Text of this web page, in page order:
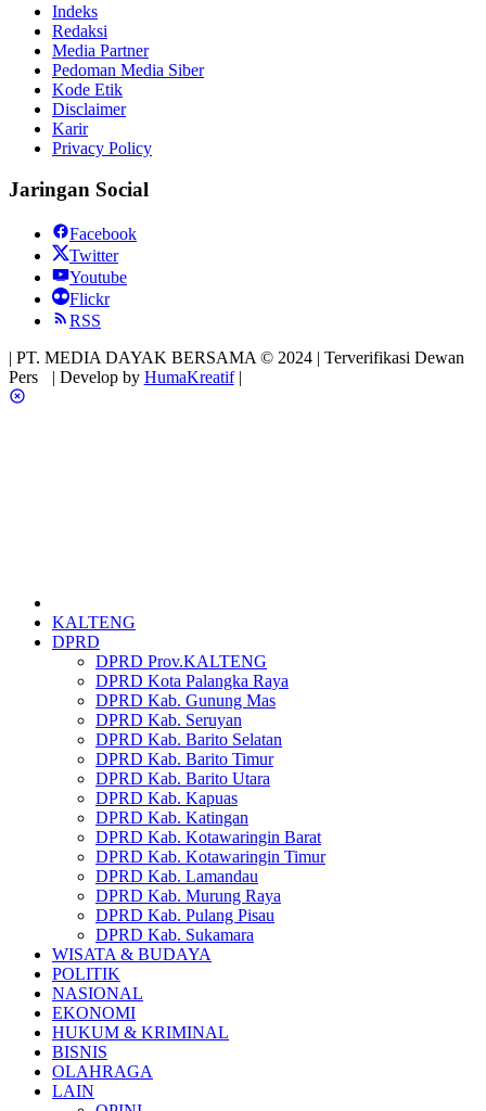
Indeks
Redaksi
Media Partner
Pedoman Media Siber
Kode Etik
Disclaimer
Karir
Privacy Policy
Jaringan Social
Facebook
Twitter
Youtube
Flickr
RSS
| PT. MEDIA DAYAK BERSAMA © 2024 | Terverifikasi Dewan
Pers
| Develop by HumaKreatif|
KALTENG
DPRD
DPRD Prov.KALTENG
DPRD Kota Palangka Raya
DPRD Kab. Gunung Mas
DPRD Kab. Seruyan
DPRD Kab. Barito Selatan
DPRD Kab. Barito Timur
DPRD Kab. Barito Utara
DPRD Kab. Kapuas
DPRD Kab. Katingan
DPRD Kab. Kotawaringin Barat
DPRD Kab. Kotawaringin Timur
DPRD Kab. Lamandau
DPRD Kab. Murung Raya
DPRD Kab. Pulang Pisau
DPRD Kab. Sukamara
WISATA & BUDAYA
POLITIK
NASIONAL
EKONOMI
HUKUM & KRIMINAL
BISNIS
OLAHRAGA
LAIN